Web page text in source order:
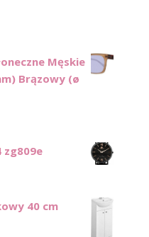
Męskie
Brązowy (ø
zg809e
40 cm